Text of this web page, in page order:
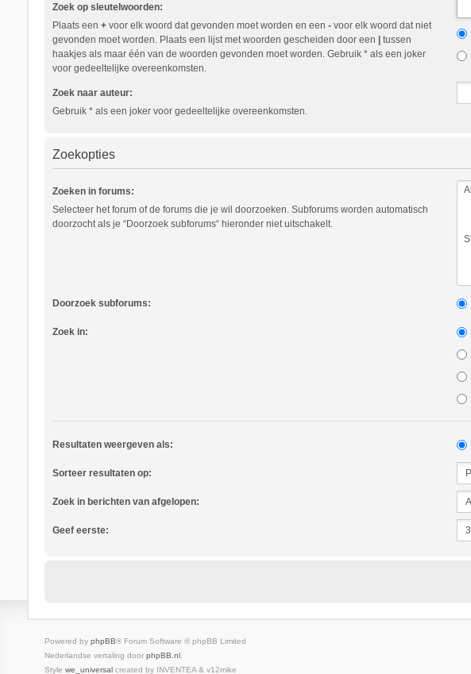
Zoek op sleutelwoorden:
Plaats een +voor elk woord dat gevonden moet worden en een -voor elk woord dat niet
gevonden moet worden. Plaats een lijst met woorden gescheiden door een
tussen
haakjes als maar één van de woorden gevonden moet worden. Gebruik * als een joker
voor gedeeltelijke overeenkomsten.
Zoek naar auteur:
Gebruik * als een joker voor gedeeltelijke overeenkomsten.
Zoekopties
Zoeken in forums:
Selecteer het forum of de forums die je wil doorzoeken. Subforums worden automatisch
doorzocht als je “Doorzoek subforums“ hieronder niet uitschakelt.
Doorzoek subforums:
Zoek in:
Resultaten weergeven als:
Sorteer resultaten op:
Zoek in berichten van afgelopen:
Geef eerste:
Powered by phpBB® Forum Software © phpBB Limited
Nederlandse vertaling door phpBB.nl.
Style we_universalcreated by INVENTEA & v12mike